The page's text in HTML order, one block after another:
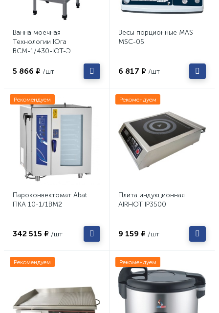
Ванна моечная
Технологии Юга
ВСМ-1/430-ЮТ-Э
5 866 ₽ /шт
Весы порционные MAS
MSC-05
6 817 ₽ /шт
Рекомендуем
Пароконвектомат Abat
ПКА 10-1/1ВМ2
342 515 ₽ /шт
Рекомендуем
Плита индукционная
AIRHOT IP3500
9 159 ₽ /шт
Рекомендуем Рекомендуем